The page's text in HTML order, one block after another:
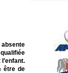
être de